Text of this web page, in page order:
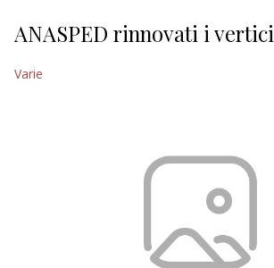
ANASPED rinnovati i vertici
Varie